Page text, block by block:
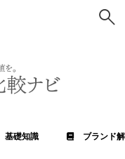
基礎知識 ブランド